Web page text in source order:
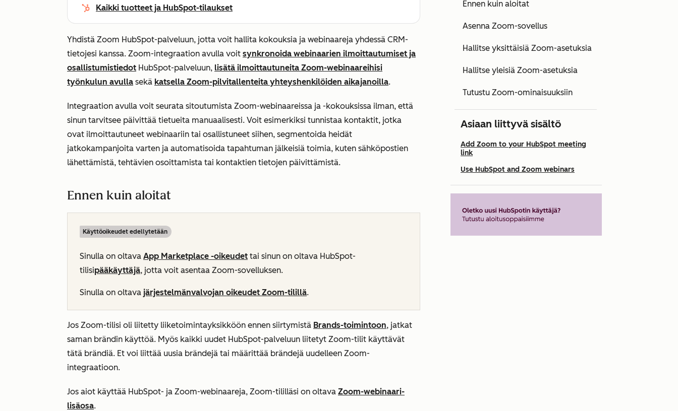
Kaikki tuotteet ja HubSpot-tilaukset
Yhdistä Zoom HubSpot-palveluun, jotta voit hallita kokouksia ja webinaareja yhdessä CRM-
tietojesi kanssa. Zoom-integraation avulla voit synkronoida webinaarien ilmoittautumiset ja
osallistumistiedot HubSpot-palveluun, lisätä ilmoittautuneita Zoom-webinaareihisi
työnkulun avulla sekä katsella Zoom-pilvitallenteita yhteyshenkilöiden aikajanoilla.
Integraation avulla voit seurata sitoutumista Zoom-webinaareissa ja -kokouksissa ilman, että
sinun tarvitsee päivittää tietueita manuaalisesti. Voit esimerkiksi tunnistaa kontaktit, jotka
ovat ilmoittautuneet webinaariin tai osallistuneet siihen, segmentoida heidät
jatkokampanjoita varten ja automatisoida tapahtuman jälkeisiä toimia, kuten sähköpostien
lähettämistä, tehtävien osoittamista tai kontaktien tietojen päivittämistä.
Ennen kuin aloitat
Käyttöoikeudet edellytetään
Sinulla on oltava App Marketplace -oikeudet tai sinun on oltava HubSpot-
tilisipääkäyttäjä, jotta voit asentaa Zoom-sovelluksen.
Sinulla on oltava järjestelmänvalvojan oikeudet Zoom-tilillä.
Jos Zoom-tilisi oli liitetty liiketoimintayksikköön ennen siirtymistä Brands-toimintoon, jatkat
saman brändin käyttöä. Myös kaikki uudet HubSpot-palveluun liitetyt Zoom-tilit käyttävät
tätä brändiä. Et voi liittää uusia brändejä tai määrittää brändejä uudelleen Zoom-
integraatioon.
Jos aiot käyttää HubSpot- ja Zoom-webinaareja, Zoom-tililläsi on oltava Zoom-webinaari-
lisäosa.
Ennen kuin aloitat
Asenna Zoom-sovellus
Hallitse yksittäisiä Zoom-asetuksia
Hallitse yleisiä Zoom-asetuksia
Tutustu Zoom-ominaisuuksiin
Asiaan liittyvä sisältö
Add Zoom to your HubSpot meeting
link
Use HubSpot and Zoom webinars